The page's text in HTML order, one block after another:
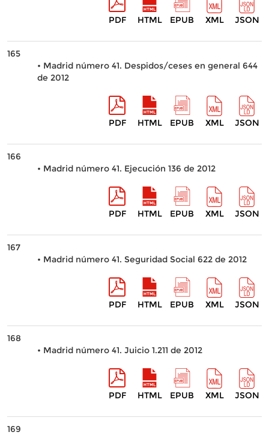
PDF HTML EPUB XML JSON
165
• Madrid número 41. Despidos/ceses en general 644
de 2012
PDF HTML EPUB XML JSON
166
• Madrid número 41. Ejecución 136 de 2012
PDF HTML EPUB XML JSON
167
• Madrid número 41. Seguridad Social 622 de 2012
PDF HTML EPUB XML JSON
168
• Madrid número 41. Juicio 1.211 de 2012
PDF HTML EPUB XML JSON
169